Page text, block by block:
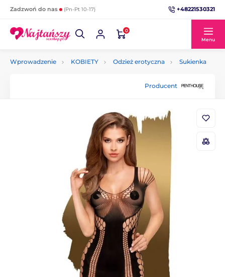
Zadzwoń do nas (Pn-Pt 10-17) +48221530321
0
Menu
Wprowadzenie KOBIETY Odzież erotyczna Sukienka
Producent